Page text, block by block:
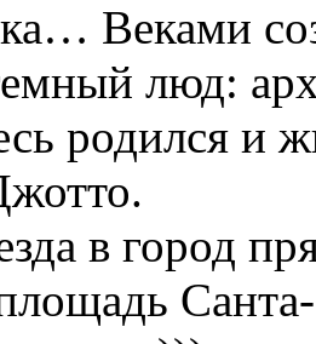
Веками
люд:
родился и
в город